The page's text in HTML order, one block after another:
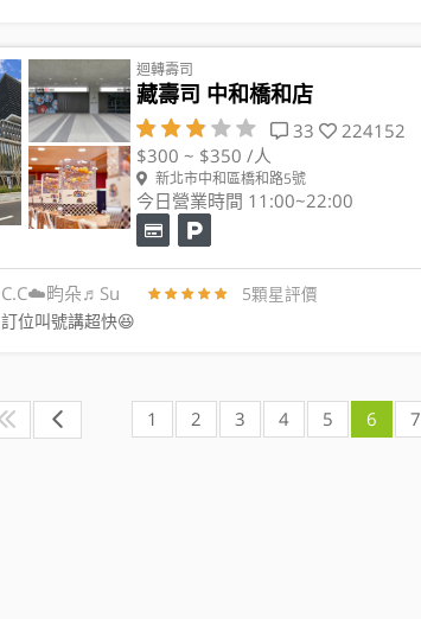
迴轉壽司
藏壽司 中和橋和店
33
224152
$300 ~ $350 /人
新北市中和區橋和路5號
今日營業時間 11:00~22:00
C.C☁️畇朵♬Su 5顆星評價
訂位叫號講超快😆
1 2 3 4 5 6 7